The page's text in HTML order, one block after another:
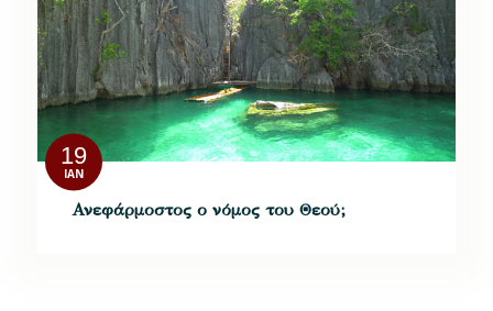
19
ΙΑΝ
Ανεφάρμοστος ο νόμος του Θεού;